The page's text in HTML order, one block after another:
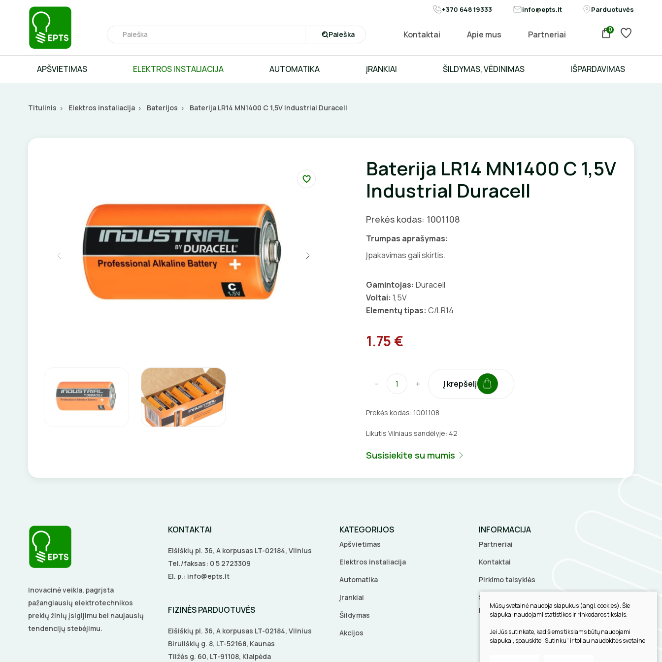
+370 648 19333 info@epts.lt Parduotuvės
Paieška Kontaktai Apie mus Partneriai 0
APŠVIETIMAS ELEKTROS INSTALIACIJA AUTOMATIKA ĮRANKIAI ŠILDYMAS, VĖDINIMAS IŠPARDAVIMAS
Titulinis Elektros instaliacija Baterijos Baterija LR14 MN1400 C 1,5V Industrial Duracell
Baterija LR14 MN1400 C 1,5V
Industrial Duracell
Prekės kodas: 1001108
Trumpas aprašymas:
Įpakavimas gali skirtis.
Gamintojas: Duracell
Voltai: 1,5V
Elementų tipas: C/LR14
1.75 €
- + Į krepšelį
Prekės kodas: 1001108
Likutis Vilniaus sandėlyje: 42
Susisiekite su mumis
Inovacinė veikla, pagrįsta
pažangiausių elektrotechnikos
prekių žinių įsigijimu bei naujausių
tendencijų stebėjimu.
KONTAKTAI
Eišiškių pl. 36, A korpusas LT-02184, Vilnius
Tel./faksas: 0 5 2723309
El. p.: info@epts.lt
FIZINĖS PARDUOTUVĖS
Eišiškių pl. 36, A korpusas LT-02184, Vilnius
Biruliškių g. 8, LT-52168, Kaunas
Tilžės g. 60, LT-91108, Klaipėda
KATEGORIJOS
Apšvietimas
Elektros instaliacija
Automatika
Įrankiai
Šildymas
Akcijos
INFORMACIJA
Partneriai
Kontaktai
Pirkimo taisyklės
Slapukų parinktys
Privatumo politika
Sukurta:
Mūsų svetainė naudoja slapukus (angl. cookies). Šie
slapukai naudojami statistikos ir rinkodaros tikslais.
Jei Jūs sutinkate, kad šiems tikslams būtų naudojami
slapukai, spauskite „Sutinku“ ir toliau naudokitės svetaine.